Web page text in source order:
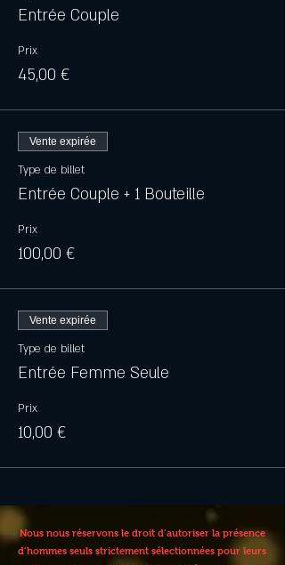
Entrée Couple
Prix
45,00 €
Vente expirée
Type de billet
Entrée Couple + 1 Bouteille
Prix
100,00 €
Vente expirée
Type de billet
Entrée Femme Seule
Prix
10,00 €
Nous nous réservons le droit d’autoriser la présence
d’hommes seuls strictement sélectionnées pour leurs